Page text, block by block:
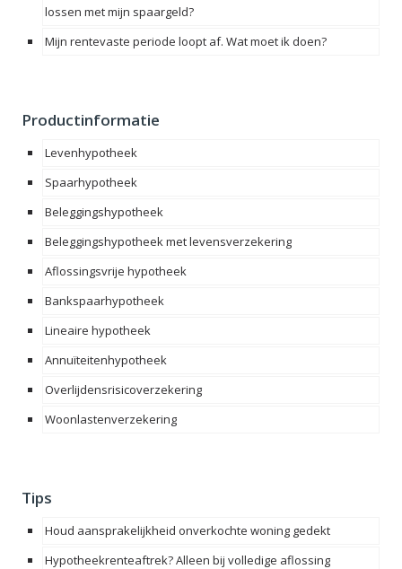
lossen met mijn spaargeld?
Mijn rentevaste periode loopt af. Wat moet ik doen?
Productinformatie
Levenhypotheek
Spaarhypotheek
Beleggingshypotheek
Beleggingshypotheek met levensverzekering
Aflossingsvrije hypotheek
Bankspaarhypotheek
Lineaire hypotheek
Annuïteitenhypotheek
Overlijdensrisicoverzekering
Woonlastenverzekering
Tips
Houd aansprakelijkheid onverkochte woning gedekt
Hypotheekrenteaftrek? Alleen bij volledige aflossing